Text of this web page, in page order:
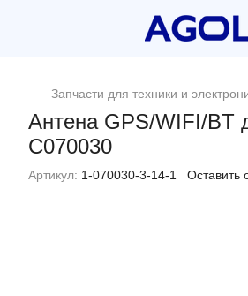
Запчасти для техники и
Антена GPS/WIFI/BT
C070030
Артикул: 1-070030-3-14-1 Оставить